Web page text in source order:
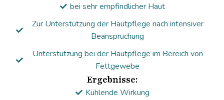
bei sehr empfindlicher Haut
Zur Unterstützung der Hautpflege nach intensiver
Beanspruchung
Unterstützung bei der Hautpflege im Bereich von
Fettgewebe
Ergebnisse:
Kühlende Wirkung